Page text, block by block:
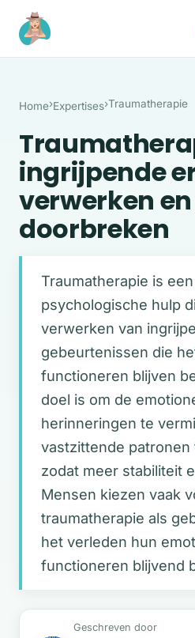
Ga naar de inhoud
Home›Expertises›Traumatherapie
ingrijpende
verwerken
doorbreken
Traumatherapie is
psychologische hulp
verwerken van
gebeurtenissen die
functioneren blijven
doel is om de
herinneringen te
vastzittende
zodat meer stabiliteit
Mensen kiezen vaak
traumatherapie als
het verleden hun
functioneren blijvend
Geschreven door